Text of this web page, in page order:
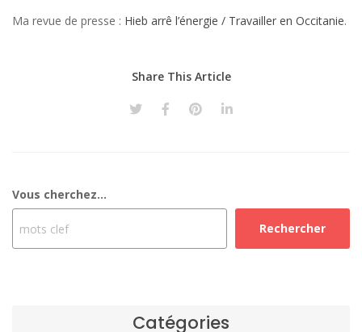
Ma revue de presse : Hieb arrê l’énergie / Travailler en Occitanie.
Share This Article
Vous cherchez...
Rechercher
Catégories